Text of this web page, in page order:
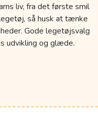
liv, fra det første smil
så husk at tænke
Gode legetøjsvalg
udvikling og glæde.